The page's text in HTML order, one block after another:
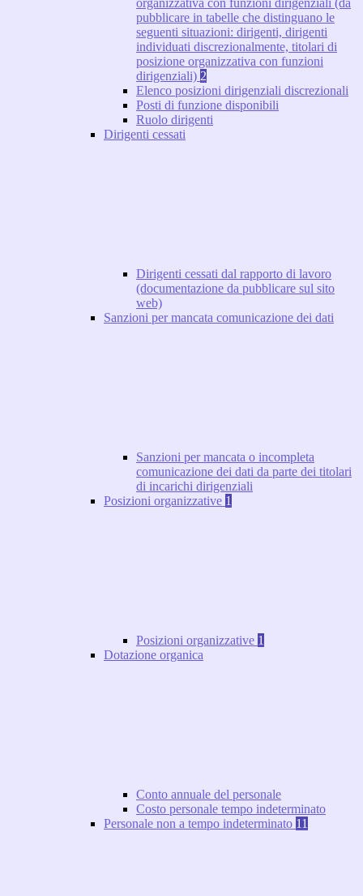
organizzativa con funzioni dirigenziali (da
pubblicare in tabelle che distinguano le
seguenti situazioni: dirigenti, dirigenti
individuati discrezionalmente, titolari di
posizione organizzativa con funzioni
dirigenziali) 2
Elenco posizioni dirigenziali discrezionali
Posti di funzione disponibili
Ruolo dirigenti
Dirigenti cessati
Dirigenti cessati dal rapporto di lavoro
(documentazione da pubblicare sul sito
web)
Sanzioni per mancata comunicazione dei dati
Sanzioni per mancata o incompleta
comunicazione dei dati da parte dei titolari
di incarichi dirigenziali
Posizioni organizzative 1
Posizioni organizzative 1
Dotazione organica
Conto annuale del personale
Costo personale tempo indeterminato
Personale non a tempo indeterminato 11